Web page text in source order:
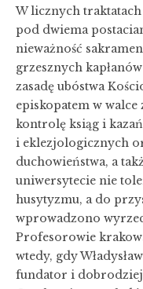
W licznych
pod dwiema
nieważność
grzesznych
zasadę ubóstwa
episkopatem w
kontrolę ksiąg i
i eklezjologicznych
duchowieństwa, a
uniwersytecie nie
husytyzmu, a do
wprowadzono
Profesorowie
wtedy, gdy
fundator i dobrodziej